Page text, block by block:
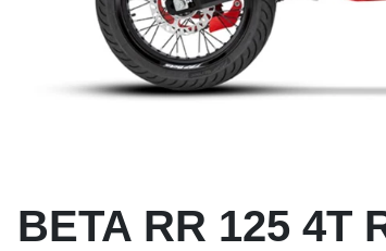
BETA RR 125 4T